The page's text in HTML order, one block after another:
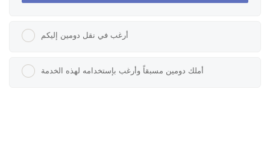
أرغب في نقل دومين إليكم
أملك دومين مسبقاً وأرغب بإستخدامه لهذه الخدمة